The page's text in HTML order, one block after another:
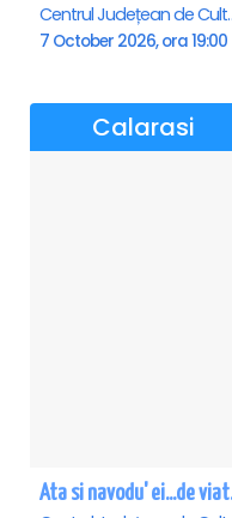
Centrul Județean
7 October 2026, ora 19:00
Calarasi